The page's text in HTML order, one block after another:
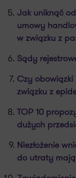
Jak uniknąć
umowy
w związku z
Sądy
Czy obowiązki
związku z
TOP 10
dużych
Niezłożenie
do utraty